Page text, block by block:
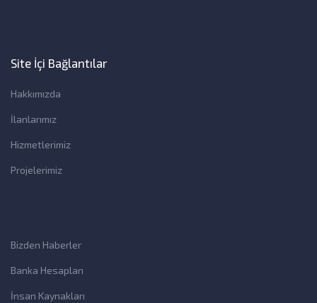
Site İçi Bağlantılar
Hakkımızda
İlanlarımız
Hizmetlerimiz
Projelerimiz
Bizden Haberler
Banka Hesapları
İnsan Kaynakları